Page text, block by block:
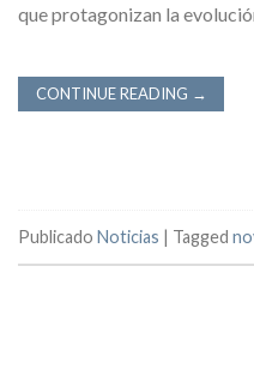
que protagonizan la
CONTINUE READING →
Publicado Noticias | Tagged